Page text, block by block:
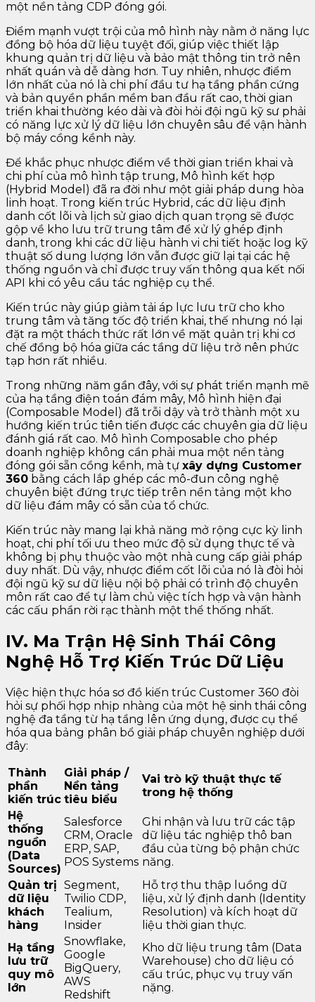
một nền tảng CDP đóng gói.
Điểm mạnh vượt trội của mô hình này nằm ở năng lực
đồng bộ hóa dữ liệu tuyệt đối, giúp việc thiết lập
khung quản trị dữ liệu và bảo mật thông tin trở nên
nhất quán và dễ dàng hơn. Tuy nhiên, nhược điểm
lớn nhất của nó là chi phí đầu tư hạ tầng phần cứng
và bản quyền phần mềm ban đầu rất cao, thời gian
triển khai thường kéo dài và đòi hỏi đội ngũ kỹ sư phải
có năng lực xử lý dữ liệu lớn chuyên sâu để vận hành
bộ máy cồng kềnh này.
Để khắc phục nhược điểm về thời gian triển khai và
chi phí của mô hình tập trung, Mô hình kết hợp
(Hybrid Model) đã ra đời như một giải pháp dung hòa
linh hoạt. Trong kiến trúc Hybrid, các dữ liệu định
danh cốt lõi và lịch sử giao dịch quan trọng sẽ được
gộp về kho lưu trữ trung tâm để xử lý ghép định
danh, trong khi các dữ liệu hành vi chi tiết hoặc log kỹ
thuật số dung lượng lớn vẫn được giữ lại tại các hệ
thống nguồn và chỉ được truy vấn thông qua kết nối
API khi có yêu cầu tác nghiệp cụ thể.
Kiến trúc này giúp giảm tải áp lực lưu trữ cho kho
trung tâm và tăng tốc độ triển khai, thế nhưng nó lại
đặt ra một thách thức rất lớn về mặt quản trị khi cơ
chế đồng bộ hóa giữa các tầng dữ liệu trở nên phức
tạp hơn rất nhiều.
Trong những năm gần đây, với sự phát triển mạnh mẽ
của hạ tầng điện toán đám mây, Mô hình hiện đại
(Composable Model) đã trỗi dậy và trở thành một xu
hướng kiến trúc tiên tiến được các chuyên gia dữ liệu
đánh giá rất cao. Mô hình Composable cho phép
doanh nghiệp không cần phải mua một nền tảng
đóng gói sẵn cồng kềnh, mà tự xây dựng Customer
360 bằng cách lắp ghép các mô-đun công nghệ
chuyên biệt đứng trực tiếp trên nền tảng một kho
dữ liệu đám mây có sẵn của tổ chức.
Kiến trúc này mang lại khả năng mở rộng cực kỳ linh
hoạt, chi phí tối ưu theo mức độ sử dụng thực tế và
không bị phụ thuộc vào một nhà cung cấp giải pháp
duy nhất. Dù vậy, nhược điểm cốt lõi của nó là đòi hỏi
đội ngũ kỹ sư dữ liệu nội bộ phải có trình độ chuyên
môn rất cao để tự làm chủ việc tích hợp và vận hành
các cấu phần rời rạc thành một thể thống nhất.
IV. Ma Trận Hệ Sinh Thái Công
Nghệ Hỗ Trợ Kiến Trúc Dữ Liệu
Việc hiện thực hóa sơ đồ kiến trúc Customer 360 đòi
hỏi sự phối hợp nhịp nhàng của một hệ sinh thái công
nghệ đa tầng từ hạ tầng lên ứng dụng, được cụ thể
hóa qua bảng phân bổ giải pháp chuyên nghiệp dưới
đây:
Thành
phần
kiến trúc
Giải pháp /
Nền tảng
tiêu biểu
Vai trò kỹ thuật thực tế
trong hệ thống
Hệ
thống
nguồn
(Data
Sources)
Salesforce
CRM, Oracle
ERP, SAP,
POS Systems
Ghi nhận và lưu trữ các tập
dữ liệu tác nghiệp thô ban
đầu của từng bộ phận chức
năng.
Quản trị
dữ liệu
khách
hàng
Segment,
Twilio CDP,
Tealium,
Insider
Hỗ trợ thu thập luồng dữ
liệu, xử lý định danh (Identity
Resolution) và kích hoạt dữ
liệu thời gian thực.
Hạ tầng
lưu trữ
quy mô
lớn
Snowflake,
Google
BigQuery,
AWS
Redshift
Kho dữ liệu trung tâm (Data
Warehouse) cho dữ liệu có
cấu trúc, phục vụ truy vấn
nặng.